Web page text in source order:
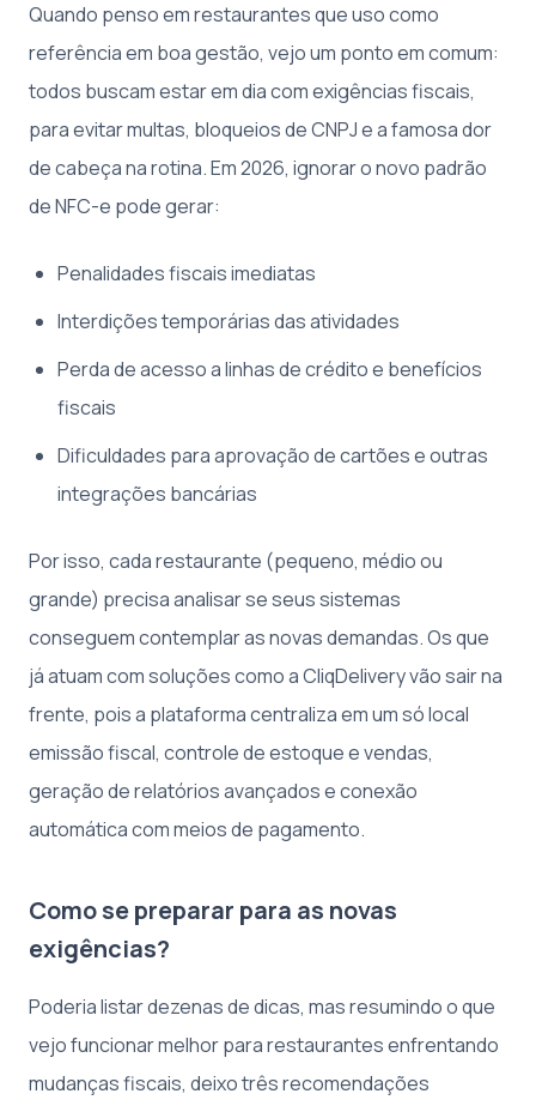
Quando penso em restaurantes que uso como
referência em boa gestão, vejo um ponto em comum:
todos buscam estar em dia com exigências fiscais,
para evitar multas, bloqueios de CNPJ e a famosa dor
de cabeça na rotina. Em 2026, ignorar o novo padrão
de NFC-e pode gerar:
Penalidades fiscais imediatas
Interdições temporárias das atividades
Perda de acesso a linhas de crédito e benefícios
fiscais
Dificuldades para aprovação de cartões e outras
integrações bancárias
Por isso, cada restaurante (pequeno, médio ou
grande) precisa analisar se seus sistemas
conseguem contemplar as novas demandas. Os que
já atuam com soluções como a CliqDelivery vão sair na
frente, pois a plataforma centraliza em um só local
emissão fiscal, controle de estoque e vendas,
geração de relatórios avançados e conexão
automática com meios de pagamento.
Como se preparar para as novas
exigências?
Poderia listar dezenas de dicas, mas resumindo o que
vejo funcionar melhor para restaurantes enfrentando
mudanças fiscais, deixo três recomendações